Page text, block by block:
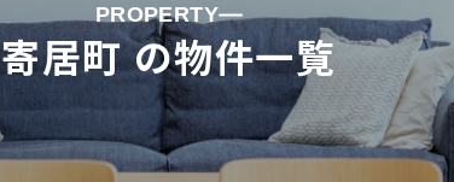
PROPERTY
寄居町 の物件一覧